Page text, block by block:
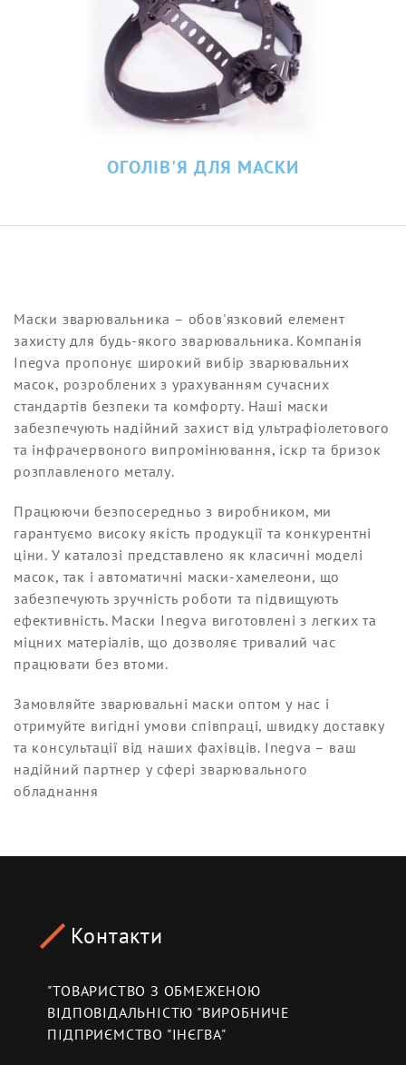
ОГОЛІВ'Я ДЛЯ МАСКИ
Маски зварювальника – обов'язковий елемент
захисту для будь-якого зварювальника. Компанія
Inegva пропонує широкий вибір зварювальних
масок, розроблених з урахуванням сучасних
стандартів безпеки та комфорту. Наші маски
забезпечують надійний захист від ультрафіолетового
та інфрачервоного випромінювання, іскр та бризок
розплавленого металу.
Працюючи безпосередньо з виробником, ми
гарантуємо високу якість продукції та конкурентні
ціни. У каталозі представлено як класичні моделі
масок, так і автоматичні маски-хамелеони, що
забезпечують зручність роботи та підвищують
ефективність. Маски Inegva виготовлені з легких та
міцних матеріалів, що дозволяє тривалий час
працювати без втоми.
Замовляйте зварювальні маски оптом у нас і
отримуйте вигідні умови співпраці, швидку доставку
та консультації від наших фахівців. Inegva – ваш
надійний партнер у сфері зварювального
обладнання
Контакти
"ТОВАРИСТВО З ОБМЕЖЕНОЮ
ВІДПОВІДАЛЬНІСТЮ "ВИРОБНИЧЕ
ПІДПРИЄМСТВО "ІНЄГВА"